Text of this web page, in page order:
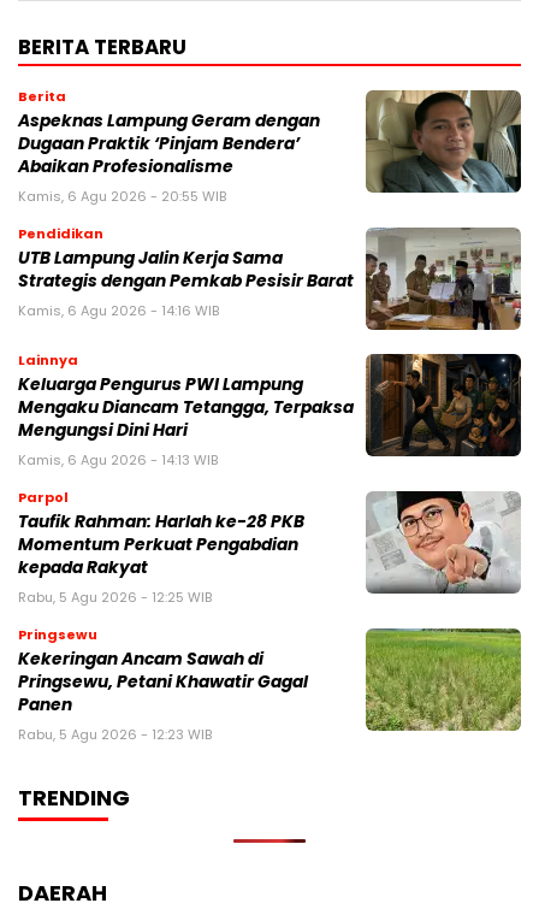
BERITA TERBARU
Berita
Aspeknas Lampung Geram dengan
Dugaan Praktik ‘Pinjam Bendera’
Abaikan Profesionalisme
Kamis, 6 Agu 2026 - 20:55 WIB
Pendidikan
UTB Lampung Jalin Kerja Sama
Strategis dengan Pemkab Pesisir Barat
Kamis, 6 Agu 2026 - 14:16 WIB
Lainnya
Keluarga Pengurus PWI Lampung
Mengaku Diancam Tetangga, Terpaksa
Mengungsi Dini Hari
Kamis, 6 Agu 2026 - 14:13 WIB
Parpol
Taufik Rahman: Harlah ke-28 PKB
Momentum Perkuat Pengabdian
kepada Rakyat
Rabu, 5 Agu 2026 - 12:25 WIB
Pringsewu
Kekeringan Ancam Sawah di
Pringsewu, Petani Khawatir Gagal
Panen
Rabu, 5 Agu 2026 - 12:23 WIB
TRENDING
DAERAH